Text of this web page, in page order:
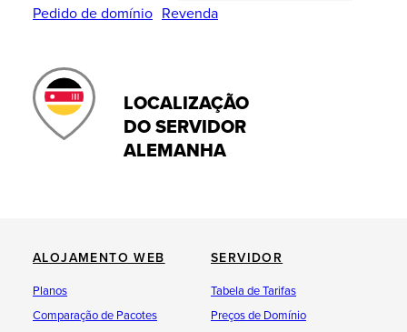
Pedido de domínio Revenda
LOCALIZAÇÃO
DO SERVIDOR
ALEMANHA
ALOJAMENTO WEB
Planos
Comparação de Pacotes
SERVIDOR
Tabela de Tarifas
Preços de Domínio